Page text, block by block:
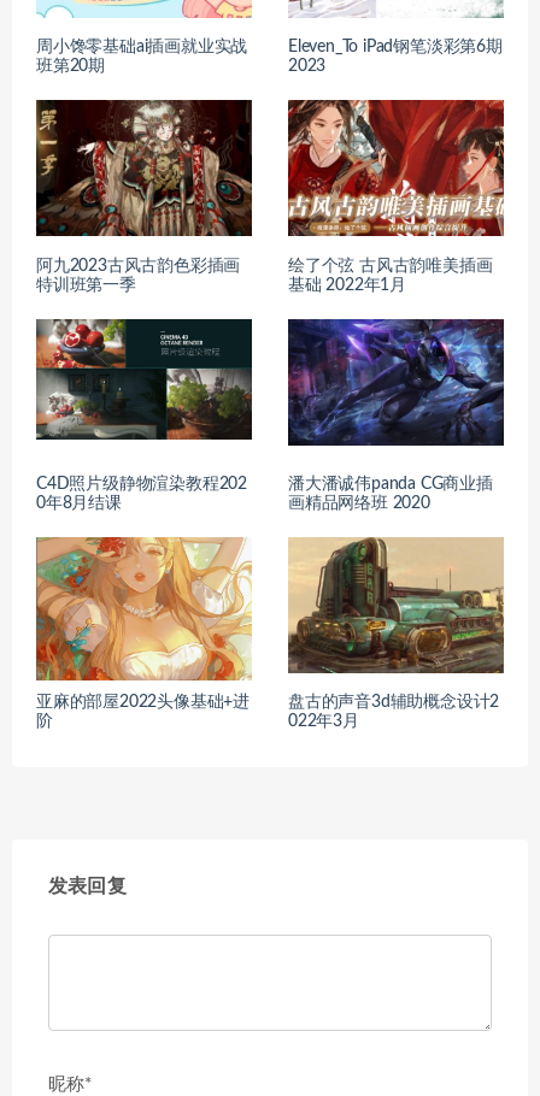
周小馋零基础ai插画就业实战
班第20期
Eleven_To iPad钢笔淡彩第6期
2023
阿九2023古风古韵色彩插画
特训班第一季
绘了个弦 古风古韵唯美插画
基础 2022年1月
C4D照片级静物渲染教程202
0年8月结课
潘大潘诚伟panda CG商业插
画精品网络班 2020
亚麻的部屋2022头像基础+进
阶
盘古的声音3d辅助概念设计2
022年3月
发表回复
昵称*